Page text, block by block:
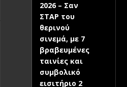
2026 – Σαν
ΣΤΑΡ του
θερινού
σινεμά, με 7
βραβευμένες
ταινίες και
συμβολικό
εισιτήριο 2